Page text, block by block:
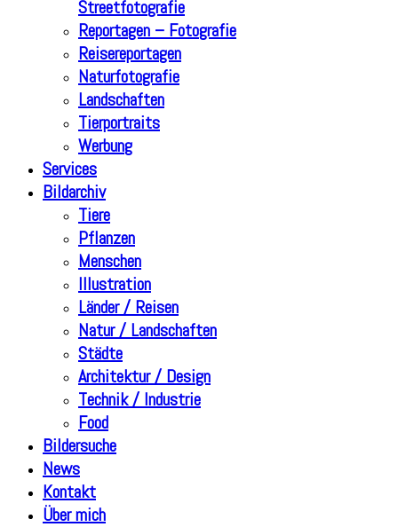
Streetfotografie
Reportagen – Fotografie
Reisereportagen
Naturfotografie
Landschaften
Tierportraits
Werbung
Services
Bildarchiv
Tiere
Pflanzen
Menschen
Illustration
Länder / Reisen
Natur / Landschaften
Städte
Architektur / Design
Technik / Industrie
Food
Bildersuche
News
Kontakt
Über mich